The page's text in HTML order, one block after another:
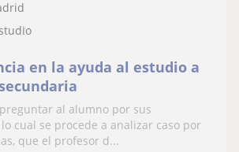
en la ayuda al estudio a
al alumno por sus
cual se procede a analizar caso por
que el profesor d...